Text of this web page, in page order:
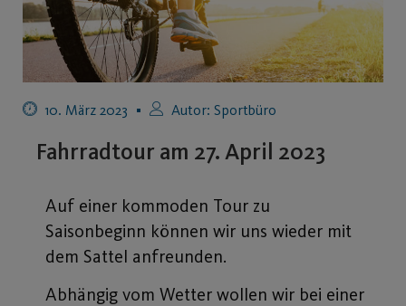
10. März 2023 Autor: Sportbüro
Fahrradtour am 27. April 2023
Auf einer kommoden Tour zu
Saisonbeginn können wir uns wieder mit
dem Sattel anfreunden.
Abhängig vom Wetter wollen wir bei einer